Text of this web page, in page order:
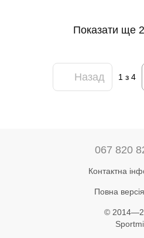
Показати ще
Назад 1з 4
067 820
Контактна
Повна
©